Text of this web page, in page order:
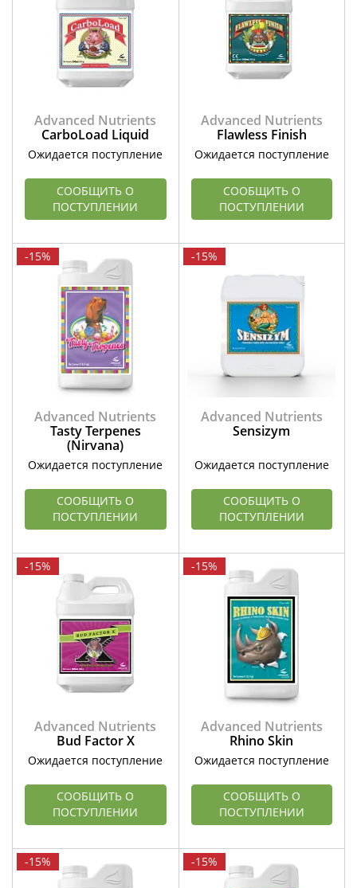
Advanced Nutrients
CarboLoad Liquid
Ожидается поступление
СООБЩИТЬ О
ПОСТУПЛЕНИИ
Advanced Nutrients
Flawless Finish
Ожидается поступление
СООБЩИТЬ О
ПОСТУПЛЕНИИ
-15%
Advanced Nutrients
Tasty Terpenes
(Nirvana)
Ожидается поступление
СООБЩИТЬ О
ПОСТУПЛЕНИИ
-15%
Advanced Nutrients
Sensizym
Ожидается поступление
СООБЩИТЬ О
ПОСТУПЛЕНИИ
-15%
Advanced Nutrients
Bud Factor X
Ожидается поступление
СООБЩИТЬ О
ПОСТУПЛЕНИИ
-15%
Advanced Nutrients
Rhino Skin
Ожидается поступление
СООБЩИТЬ О
ПОСТУПЛЕНИИ
-15% -15%